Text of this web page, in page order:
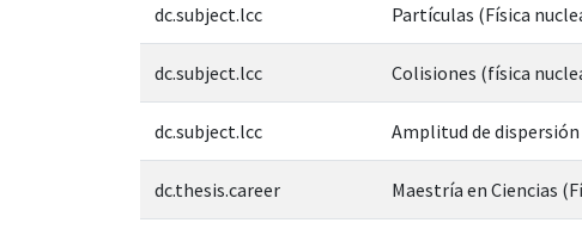
dc.subject.lcc Partículas (Física
dc.subject.lcc Colisiones (física
dc.subject.lcc Amplitud de
dc.thesis.career Maestría en Ciencias